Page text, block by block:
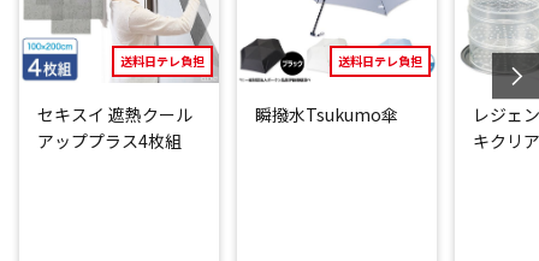
送料日テレ負担
セキスイ 遮熱クール
アッププラス4枚組
送料日テレ負担
瞬撥水Tsukumo傘
レジェ
キクリ